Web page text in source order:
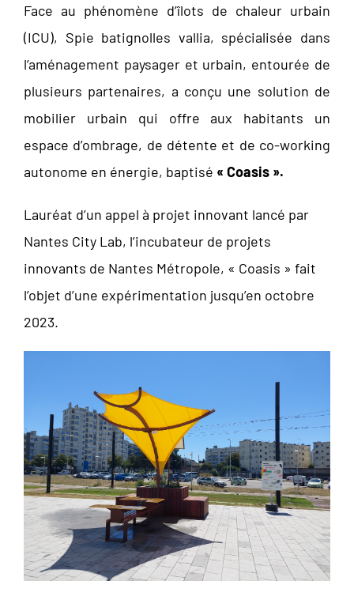
Face au phénomène d’îlots de chaleur urbain
(ICU), Spie batignolles vallia, spécialisée dans
l’aménagement paysager et urbain, entourée de
plusieurs partenaires, a conçu une solution de
mobilier urbain qui offre aux habitants un
espace d’ombrage, de détente et de co-working
autonome en énergie, baptisé « Coasis ».
Lauréat d’un appel à projet innovant lancé par
Nantes City Lab, l’incubateur de projets
innovants de Nantes Métropole, « Coasis » fait
l’objet d’une expérimentation jusqu’en octobre
2023.